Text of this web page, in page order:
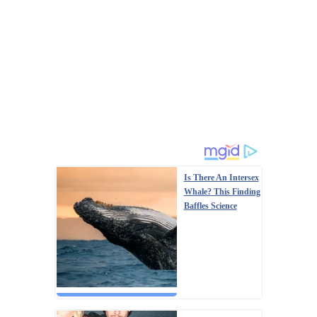
Is There An Intersex
Whale? This Finding
Baffles Science